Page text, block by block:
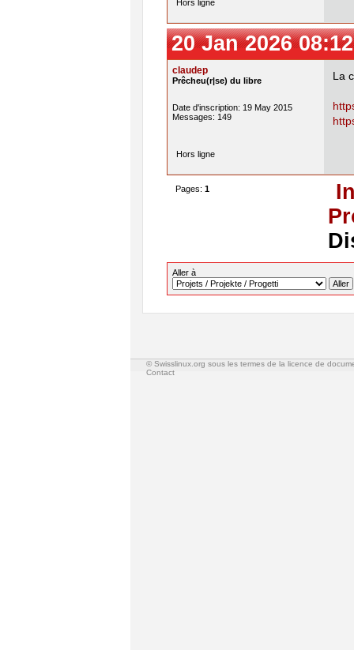
Hors ligne
20 Jan 2026
claudep
Prêcheu(r|se) du libre
Date d'inscription: 19 May 2015
Messages: 149
La
Hors ligne
Pages: 1
Aller à
© Swisslinux.org sous les termes de la licence de
Contact